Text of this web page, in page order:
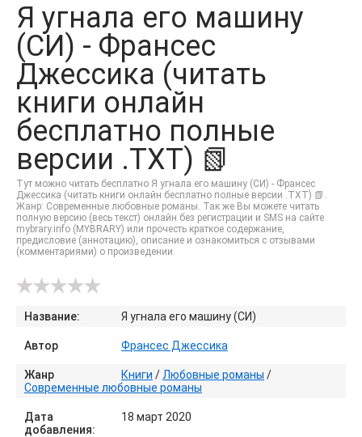
Я угнала его машину
(СИ) - Франсес
Джессика (читать
книги онлайн
бесплатно полные
версии .TXT) 📗
Тут можно читать бесплатно Я угнала его машину (СИ) - Франсес
Джессика (читать книги онлайн бесплатно полные версии .TXT) 📗.
Жанр: Современные любовные романы. Так же Вы можете читать
полную версию (весь текст) онлайн без регистрации и SMS на сайте
mybrary.info (MYBRARY) или прочесть краткое содержание,
предисловие (аннотацию), описание и ознакомиться с отзывами
(комментариями) о произведении.
Название: Я угнала его машину (СИ)
Автор Франсес Джессика
Жанр Книги / Любовные романы /
Современные любовные романы
Дата
добавления:
18 март 2020